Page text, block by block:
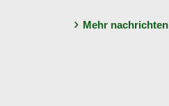
Mehr nachrichten